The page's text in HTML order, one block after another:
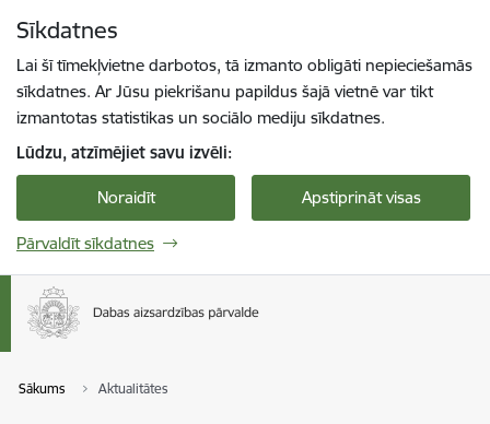
Sīkdatnes
Lai šī tīmekļvietne darbotos, tā izmanto obligāti nepieciešamās
sīkdatnes. Ar Jūsu piekrišanu papildus šajā vietnē var tikt
izmantotas statistikas un sociālo mediju sīkdatnes.
Lūdzu, atzīmējiet savu izvēli:
Noraidīt Apstiprināt visas
Pārvaldīt sīkdatnes
Sākums Aktualitātes